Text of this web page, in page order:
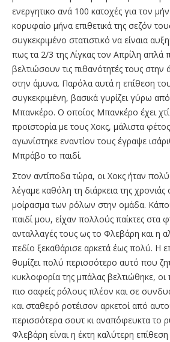
ενεργητικο ανά 100 κατοχές για τον
κορυφαίο μήνα επιθετικά της σεζόν
συγκεκριμένο στατιστικό να είναια
πως τα 2/3 της Λίγκας τον Απρίλη απλά
βελτιώσουν τις πιθανότητές τους στην
στην άμυνα. Παρόλα αυτά η επίθεση
συγκεκριμένη, βασικά γυρίζει γύρω
Μπανκέρο. Ο οποίος Μπανκέρο έχει
προϊστορία με τους Χοκς, μάλιστα
αγωνίστηκε εναντίον τους έγραψε
Μπράβο το παιδί.
Στον αντίποδα τώρα, οι Χοκς ήταν
λέγαμε καθόλη τη διάρκεια της
μοίρασμα των ρόλων στην ομάδα.
παιδί μου, είχαν πολλούς παίκτες στα
ανταλλαγές τους ως το Φλεβάρη και η
πεδίο ξεκαθάρισε αρκετά έως πολύ. Η
θυμίζει πολύ περισσότερο αυτό που
κυκλοφορία της μπάλας βελτιώθηκε, οι
πιο σαφείς ρόλους πλέον και σε
και σταθερό ροτέισον αρκετοί από
περισσότερα σουτ κι αναπόφευκτα το
Φλεβάρη είναι η έκτη καλύτερη